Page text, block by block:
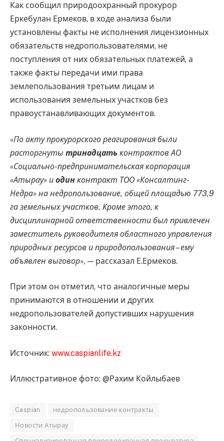
Как сообщил природоохранный прокурор
Еркебулан Ермеков, в ходе анализа были
установлены факты не исполнения лицензионных
обязательств недропользователями, не
поступления от них обязательных платежей, а
также факты передачи ими права
землепользования третьим лицам и
использования земельных участков без
правоустанавливающих документов.
«По акту прокурорского реагирования были
расторгнуты тринадцать контрактов АО
«Социально-предпринимательская корпорация
«Атырау» и один контракт ТОО «Консалтинг-
Недра» на недропользование, общей площадью 773,9
га земельных участков. Кроме этого, к
дисциплинарной ответственности был привлечен
заместитель руководителя областного управления
природных ресурсов и природопользования – ему
объявлен выговор», — рассказал Е.Ермеков.
При этом он отметил, что аналогичные меры
принимаются в отношении и других
недропользователей допустивших нарушения
законности.
Источник: www.caspianlife.kz
Иллюстративное фото: @Рахим Койлыбаев
Caspian недропользование контракты
Новости Атырау